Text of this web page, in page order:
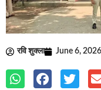
रवि शुक्ला June 6, 2026